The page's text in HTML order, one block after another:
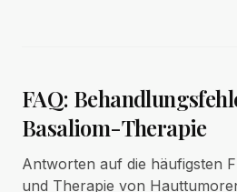
FAQ:
Basaliom-Therapie
Antworten auf die häufigsten
und Therapie von